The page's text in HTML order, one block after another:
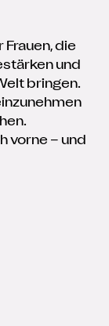
Frauen, die
und
bringen.
vorne – und